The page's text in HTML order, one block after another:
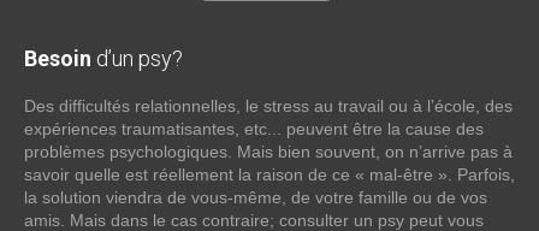
Besoin d’un psy?
Des difficultés relationnelles, le stress au travail ou à l’école, des
expériences traumatisantes, etc... peuvent être la cause des
problèmes psychologiques. Mais bien souvent, on n’arrive pas à
savoir quelle est réellement la raison de ce « mal-être ». Parfois,
la solution viendra de vous-même, de votre famille ou de vos
amis. Mais dans le cas contraire; consulter un psy peut vous